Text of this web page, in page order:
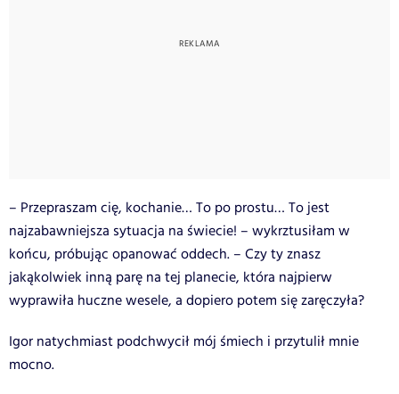
– Przepraszam cię, kochanie… To po prostu… To jest
najzabawniejsza sytuacja na świecie! – wykrztusiłam w
końcu, próbując opanować oddech. – Czy ty znasz
jakąkolwiek inną parę na tej planecie, która najpierw
wyprawiła huczne wesele, a dopiero potem się zaręczyła?
Igor natychmiast podchwycił mój śmiech i przytulił mnie
mocno.